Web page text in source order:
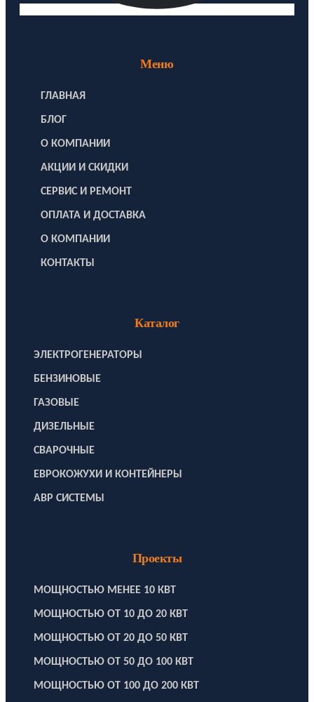
Меню
ГЛАВНАЯ
БЛОГ
О КОМПАНИИ
АКЦИИ И СКИДКИ
СЕРВИС И РЕМОНТ
ОПЛАТА И ДОСТАВКА
О КОМПАНИИ
КОНТАКТЫ
Каталог
ЭЛЕКТРОГЕНЕРАТОРЫ
БЕНЗИНОВЫЕ
ГАЗОВЫЕ
ДИЗЕЛЬНЫЕ
СВАРОЧНЫЕ
ЕВРОКОЖУХИ И КОНТЕЙНЕРЫ
АВР СИСТЕМЫ
Проекты
МОЩНОСТЬЮ МЕНЕЕ 10 КВТ
МОЩНОСТЬЮ ОТ 10 ДО 20 КВТ
МОЩНОСТЬЮ ОТ 20 ДО 50 КВТ
МОЩНОСТЬЮ ОТ 50 ДО 100 КВТ
МОЩНОСТЬЮ ОТ 100 ДО 200 КВТ